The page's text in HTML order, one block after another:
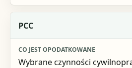
PCC
Wybrane czynności